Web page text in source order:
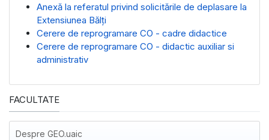
Anexă la referatul privind solicitările de deplasare la
Extensiunea Bălți
Cerere de reprogramare CO - cadre didactice
Cerere de reprogramare CO - didactic auxiliar si
administrativ
FACULTATE
Despre GEO.uaic